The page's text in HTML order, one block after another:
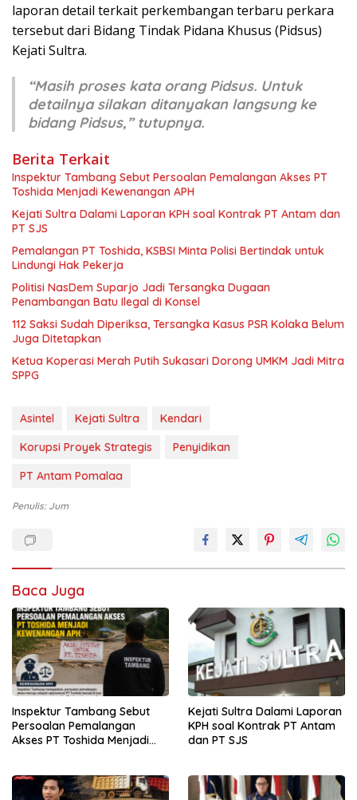
laporan detail terkait perkembangan terbaru perkara
tersebut dari Bidang Tindak Pidana Khusus (Pidsus)
Kejati Sultra.
“Masih proses kata orang Pidsus. Untuk
detailnya silakan ditanyakan langsung ke
bidang Pidsus,” tutupnya.
Berita Terkait
Inspektur Tambang Sebut Persoalan Pemalangan Akses PT
Toshida Menjadi Kewenangan APH
Kejati Sultra Dalami Laporan KPH soal Kontrak PT Antam dan
PT SJS
Pemalangan PT Toshida, KSBSI Minta Polisi Bertindak untuk
Lindungi Hak Pekerja
Politisi NasDem Suparjo Jadi Tersangka Dugaan
Penambangan Batu Ilegal di Konsel
112 Saksi Sudah Diperiksa, Tersangka Kasus PSR Kolaka Belum
Juga Ditetapkan
Ketua Koperasi Merah Putih Sukasari Dorong UMKM Jadi Mitra
SPPG
Asintel Kejati Sultra
Kendari
Korupsi Proyek Strategis
Penyidikan
PT Antam Pomalaa
Penulis: Jum
Baca Juga
Inspektur Tambang Sebut
Persoalan Pemalangan
Akses PT Toshida Menjadi
Kejati Sultra Dalami Laporan
KPH soal Kontrak PT Antam
dan PT SJS